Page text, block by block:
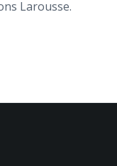
Larousse.